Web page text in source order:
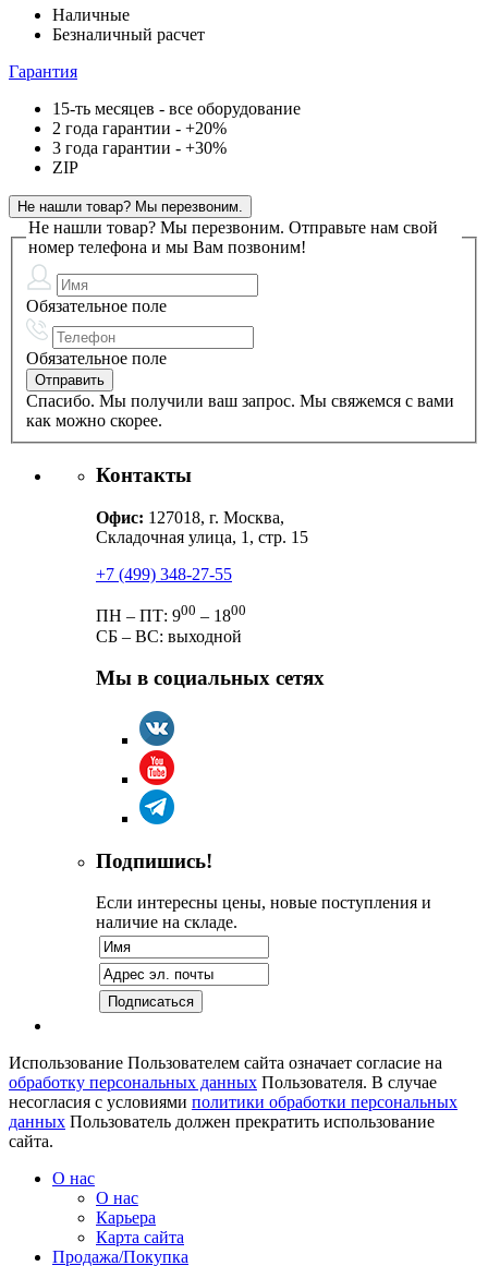
Наличные
Безналичный расчет
Гарантия
15-ть месяцев - все оборудование
2 года гарантии - +20%
3 года гарантии - +30%
ZIP
Не нашли товар? Мы перезвоним.
Не нашли товар? Мы перезвоним. Отправьте нам свой
номер телефона и мы Вам позвоним!
Обязательное поле
Обязательное поле
Спасибо. Мы получили ваш запрос. Мы свяжемся с вами
как можно скорее.
Контакты
Офис: 127018, г. Москва,
Складочная улица, 1, стр. 15
+7 (499) 348-27-55
ПН – ПТ: 900 – 1800
СБ – ВС: выходной
Мы в социальных сетях
Подпишись!
Если интересны цены, новые поступления и
наличие на складе.
Использование Пользователем сайта означает согласие на
обработку персональных данных Пользователя. В случае
несогласия с условиями политики обработки персональных
данных Пользователь должен прекратить использование
сайта.
О нас
О нас
Карьера
Карта сайта
Продажа/Покупка